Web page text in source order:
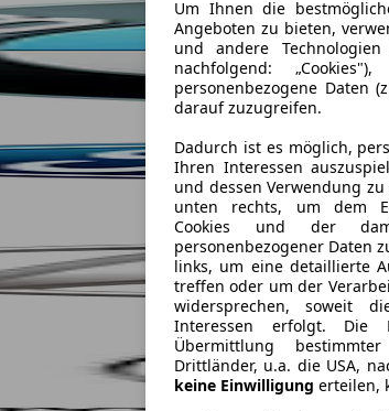
Um Ihnen die
Angeboten zu bieten,
und andere
nachfolgend:
personenbezogene Daten
darauf zuzugreifen.
Dadurch ist es möglich,
Ihren Interessen
und dessen Verwendung
unten rechts, um dem
Cookies und der
personenbezogener Daten
links, um eine detaillierte
treffen oder um der
widersprechen, soweit
Interessen erfolgt. Die
Übermittlung
Drittländer, u.a. die USA,
keine Einwilligung erteilen,